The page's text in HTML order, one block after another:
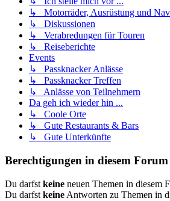
↳ Motorräder, Ausrüstung und
↳ Diskussionen
↳ Verabredungen für Touren
↳ Reiseberichte
Events
↳ Passknacker Anlässe
↳ Passknacker Treffen
↳ Anlässe von Teilnehmern
Da geh ich wieder hin ...
↳ Coole Orte
↳ Gute Restaurants & Bars
↳ Gute Unterkünfte
Berechtigungen in diesem Forum
Du darfst keine neuen Themen in diesem
Du darfst keine Antworten zu Themen in